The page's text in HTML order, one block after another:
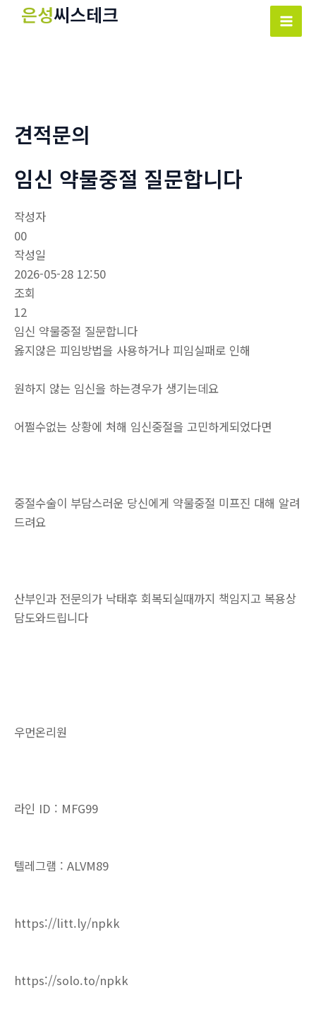
은성씨스테크
Main
견적문의
임신 약물중절 질문합니다
작성자
00
작성일
2026-05-28 12:50
조회
12
임신 약물중절 질문합니다
옳지않은 피임방법을 사용하거나 피임실패로 인해
원하지 않는 임신을 하는경우가 생기는데요
어쩔수없는 상황에 처해 임신중절을 고민하게되었다면
중절수술이 부담스러운 당신에게 약물중절 미프진 대해 알려
드려요
산부인과 전문의가 낙태후 회복되실때까지 책임지고 복용상
담도와드립니다
우먼온리원
라인 ID : MFG99
텔레그램 : ALVM89
https://litt.ly/npkk
https://solo.to/npkk